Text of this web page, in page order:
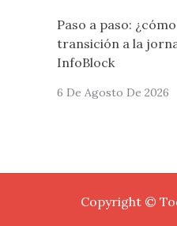
Paso a paso:
transición a la
InfoBlock
6 De Agosto De 2026
Copyright ©